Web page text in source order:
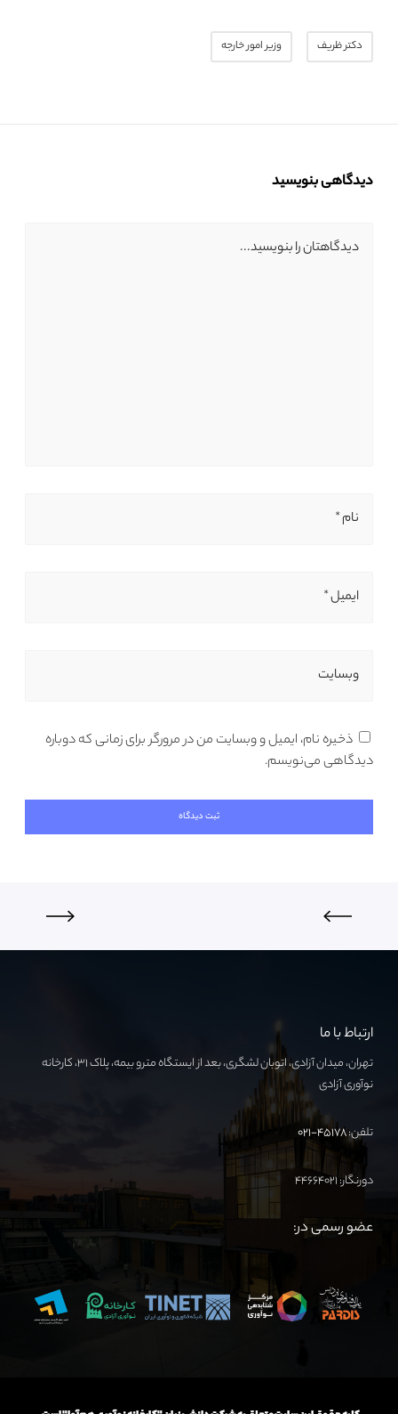
دکتر ظریف وزیر امور خارجه
دیدگاهی بنویسید
دیدگاهتان را بنویسید...
نام *
ایمیل *
وبسایت
ذخیره نام، ایمیل و وبسایت من در مرورگر برای زمانی که دوباره
دیدگاهی می‌نویسم.
ارتباط با ما
تهران، میدان آزادی، اتوبان لشگری، بعد از ایستگاه مترو بیمه، پلاک ۳۱، کارخانه
نوآوری آزادی
تلفن:۴۵۱۷۸-۰۲۱
دورنگار: ۴۴۶۶۴۰۲۱
عضو رسمی در: